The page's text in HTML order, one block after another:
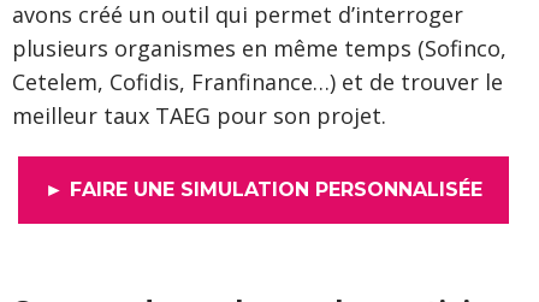
avons créé un outil qui permet d’interroger
plusieurs organismes en même temps (Sofinco,
Cetelem, Cofidis, Franfinance…) et de trouver le
meilleur taux TAEG pour son projet.
► FAIRE UNE SIMULATION PERSONNALISÉE